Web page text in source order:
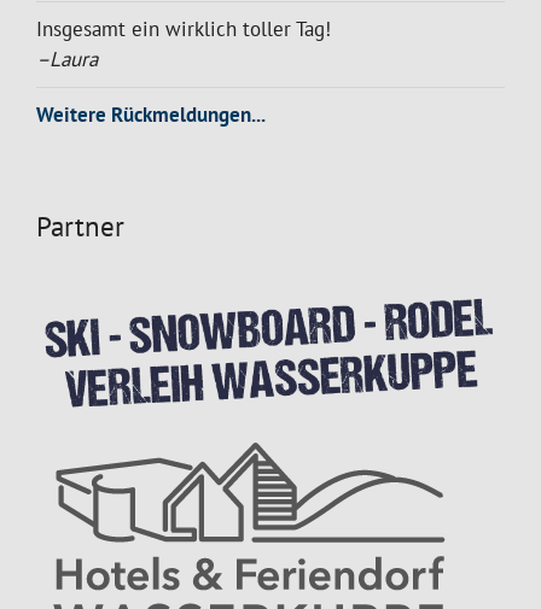
Insgesamt ein wirklich toller Tag!
–Laura
Weitere Rückmeldungen...
Partner